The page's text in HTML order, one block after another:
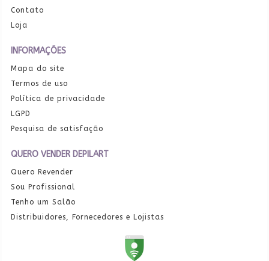
Contato
Loja
INFORMAÇÕES
Mapa do site
Termos de uso
Política de privacidade
LGPD
Pesquisa de satisfação
QUERO VENDER DEPILART
Quero Revender
Sou Profissional
Tenho um Salão
Distribuidores, Fornecedores e Lojistas